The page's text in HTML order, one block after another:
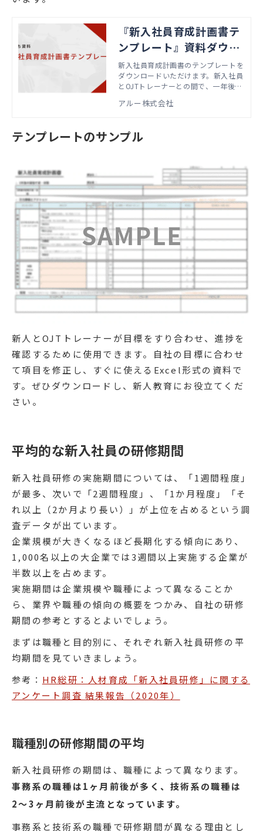
『新入社員育成計画書テ
ンプレート』資料ダウン
ロード
新入社員育成計画書のテンプレートを
ダウンロードいただけます。新入社員
とOJTトレーナーとの間で、一年後の
る際にお使いいただけます。
アルー株式会社
テンプレートのサンプル
新人とOJTトレーナーが目標をすり合わせ、進捗を
確認するために使用できます。自社の目標に合わせ
て項目を修正し、すぐに使えるExcel形式の資料で
す。ぜひダウンロードし、新人教育にお役立てくだ
さい。
平均的な新入社員の研修期間
新入社員研修の実施期間については、「1週間程度」
が最多、次いで「2週間程度」、「1か月程度」「そ
れ以上（2か月より長い）」が上位を占めるという調
査データが出ています。
企業規模が大きくなるほど長期化する傾向にあり、
1,000名以上の大企業では3週間以上実施する企業が
半数以上を占めます。
実施期間は企業規模や職種によって異なることか
ら、業界や職種の傾向の概要をつかみ、自社の研修
期間の参考とするとよいでしょう。
まずは職種と目的別に、それぞれ新入社員研修の平
均期間を見ていきましょう。
参考： HR総研：人材育成「新入社員研修」に関する
アンケート調査 結果報告（2020年）
職種別の研修期間の平均
新入社員研修の期間は、職種によって異なります。
事務系の職種は1ヶ月前後が多く、技術系の職種は
2〜3ヶ月前後が主流となっています。
事務系と技術系の職種で研修期間が異なる理由とし